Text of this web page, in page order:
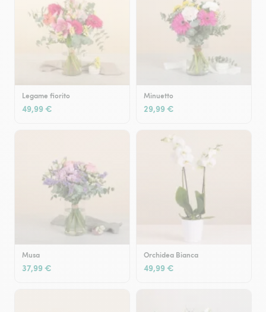
Legame fiorito
49,99 €
Minuetto
29,99 €
Musa
37,99 €
Orchidea Bianca
49,99 €